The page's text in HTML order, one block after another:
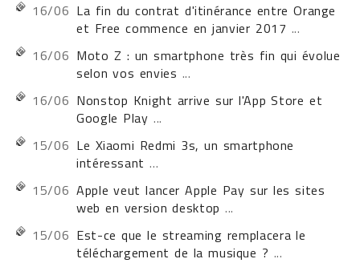
16/06 La fin du contrat d'itinérance entre Orange
et Free commence en janvier 2017 ...
16/06 Moto Z : un smartphone très fin qui évolue
selon vos envies ...
16/06 Nonstop Knight arrive sur l'App Store et
Google Play ...
15/06 Le Xiaomi Redmi 3s, un smartphone
intéressant ...
15/06 Apple veut lancer Apple Pay sur les sites
web en version desktop ...
15/06 Est-ce que le streaming remplacera le
téléchargement de la musique ? ...